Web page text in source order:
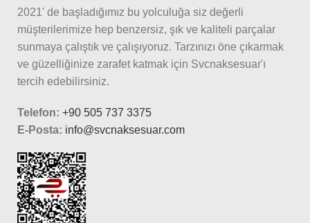
2021' de başladığımız bu yolculuğa siz değerli
müşterilerimize hep benzersiz, şık ve kaliteli parçalar
sunmaya çalıştık ve çalışıyoruz. Tarzınızı öne çıkarmak
ve güzelliğinize zarafet katmak için Svcnaksesuar'ı
tercih edebilirsiniz.
Telefon: +90 505 737 3375
E-Posta: info@svcnaksesuar.com